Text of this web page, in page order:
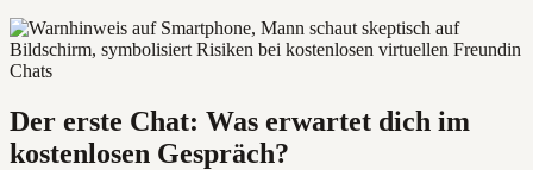
Der erste Chat: Was erwartet dich im
kostenlosen Gespräch?